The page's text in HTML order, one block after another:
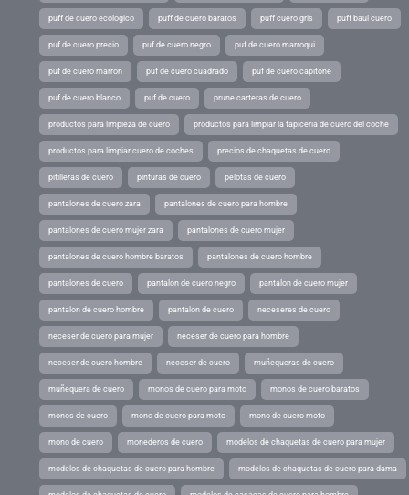
puff de cuero ecologico puff de cuero baratos puff cuero gris puff baul cuero
puf de cuero precio puf de cuero negro puf de cuero marroqui
puf de cuero marron puf de cuero cuadrado puf de cuero capitone
puf de cuero blanco puf de cuero prune carteras de cuero
productos para limpieza de cuero productos para limpiar la tapiceria de cuero del coche
productos para limpiar cuero de coches precios de chaquetas de cuero
pitilleras de cuero pinturas de cuero pelotas de cuero
pantalones de cuero zara pantalones de cuero para hombre
pantalones de cuero mujer zara pantalones de cuero mujer
pantalones de cuero hombre baratos pantalones de cuero hombre
pantalones de cuero pantalon de cuero negro pantalon de cuero mujer
pantalon de cuero hombre pantalon de cuero neceseres de cuero
neceser de cuero para mujer neceser de cuero para hombre
neceser de cuero hombre neceser de cuero muñequeras de cuero
muñequera de cuero monos de cuero para moto monos de cuero baratos
monos de cuero mono de cuero para moto mono de cuero moto
mono de cuero monederos de cuero modelos de chaquetas de cuero para mujer
modelos de chaquetas de cuero para hombre modelos de chaquetas de cuero para dama